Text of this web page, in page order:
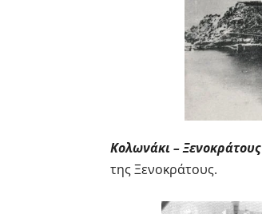
Κολωνάκι –
της Ξενοκράτους.